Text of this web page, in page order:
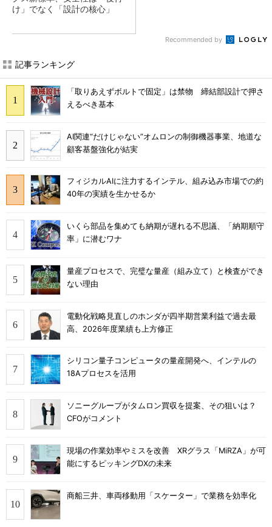
け」でなく「設計の核心」
Recommended by
記事ランキング
「取りあえずボルトで固定」は禁物 締結部設計で押さ
えるべき基本
AI関連“だけじゃない”オムロンの制御機器事業、地道な
顧客基盤強化が結実
フィジカルAIに注力するインテル、組み込み市場での約
40年の実績を生かせるか
いくら部品を集めても納期が遅れる不思議、「納期順守
率」に潜むワナ
量産プロセスで、完璧な量産（組み立て）と検査ができ
ない理由
電動化戦略見直しのホンダが四半期営業利益で過去最
高、2026年度業績も上方修正
シリコン量子コンピュータの量産開発へ、インテルの
18Aプロセスを活用
ソニーグループがタムロン買収を提案、その狙いは？
CFOがコメント
現場の作業効率やミスを改善 XRグラス「MiRZA」が可
能にするピッキングDXの未来
商船三井、車両移動用「スケーター」で業務を効率化